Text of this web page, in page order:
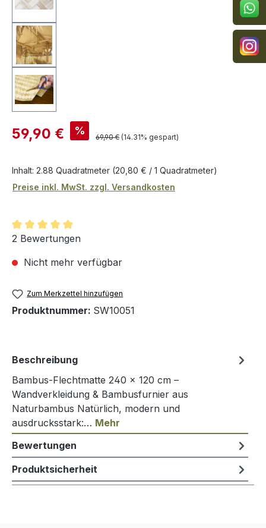
Verkaufspreis:
59,90 € % Regulärer Preis:
69,90 € (14.31% gespart)
Inhalt: 2.88 Quadratmeter (20,80 € / 1 Quadratmeter)
Preise inkl. MwSt. zzgl. Versandkosten
Durchschnittliche Bewertung von 5 von 5 Sternen
2 Bewertungen
Nicht mehr verfügbar
Zum Merkzettel hinzufügen
Produktnummer: SW10051
Beschreibung
Bambus-Flechtmatte 240 × 120 cm –
Wandverkleidung & Bambusfurnier aus
Naturbambus Natürlich, modern und
ausdrucksstark:… Mehr
Bewertungen
Produktsicherheit